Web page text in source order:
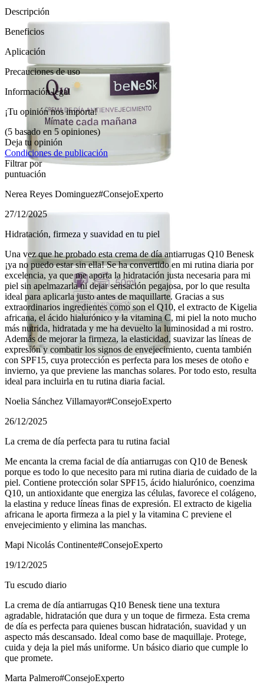
Descripción
Beneficios
Aplicación
Precauciones de uso
Información legal
¡Tu opinión nos importa!
(5 basado en 5 opiniones)
Deja tu opinión
Condiciones de publicación
Filtrar por
puntuación
Nerea Reyes Dominguez#ConsejoExperto
27/12/2025
Hidratación, firmeza y suavidad en tu piel
Una vez que he probado esta crema de día antiarrugas Q10 Benesk
¡ya no puedo estar sin ella! Se ha convertido en mi rutina diaria por
excelencia, ya que me aporta la hidratación justa necesaria para mi
piel sin apelmazarla ni dejar sensación pegajosa, por lo que resulta
ideal para aplicarla justo antes de maquillarte. Gracias a sus
extraordinarios ingredientes como son el Q10, el extracto de Kigelia
africana, el ácido hialurónico y la vitamina C, mi piel la noto mucho
más nutrida, hidratada y me ha devuelto la luminosidad a mi rostro.
Además de mejorar la firmeza, la elasticidad, suavizar las líneas de
expresión y combatir los signos de envejecimiento, cuenta también
con SPF15, cuya protección es perfecta para los meses de otoño e
invierno, ya que previene las manchas solares. Por todo esto, resulta
ideal para incluirla en tu rutina diaria facial.
Noelia Sánchez Villamayor#ConsejoExperto
26/12/2025
La crema de día perfecta para tu rutina facial
Me encanta la crema facial de día antiarrugas con Q10 de Benesk
porque es todo lo que necesito para mi rutina diaria de cuidado de la
piel. Contiene protección solar SPF15, ácido hialurónico, coenzima
Q10, un antioxidante que energiza las células, favorece el colágeno,
la elastina y reduce líneas finas de expresión. El extracto de kigelia
africana le aporta firmeza a la piel y la vitamina C previene el
envejecimiento y elimina las manchas.
Mapi Nicolás Continente#ConsejoExperto
19/12/2025
Tu escudo diario
La crema de día antiarrugas Q10 Benesk tiene una textura
agradable, hidratación que dura y un toque de firmeza. Esta crema
de día es perfecta para quienes buscan hidratación, suavidad y un
aspecto más descansado. Ideal como base de maquillaje. Protege,
cuida y deja la piel más uniforme. Un básico diario que cumple lo
que promete.
Marta Palmero#ConsejoExperto